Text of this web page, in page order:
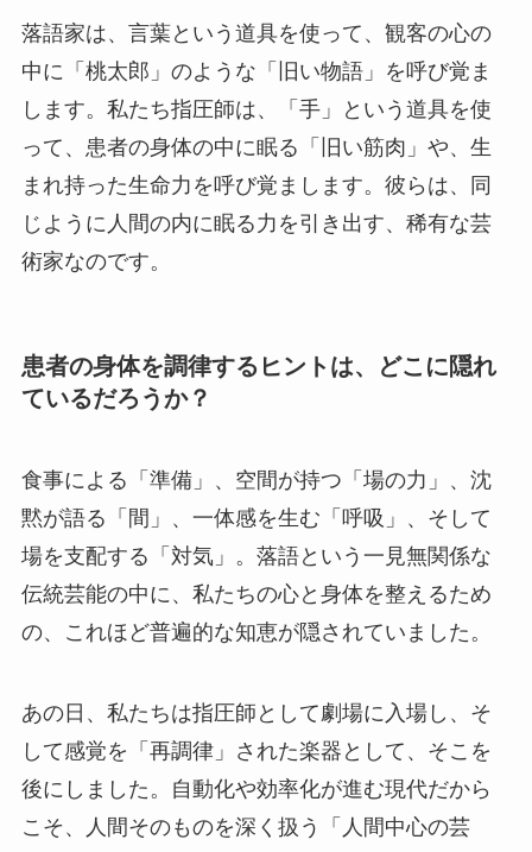
落語家は、言葉という道具を使って、観客の心の
中に「桃太郎」のような「旧い物語」を呼び覚ま
します。私たち指圧師は、「手」という道具を使
って、患者の身体の中に眠る「旧い筋肉」や、生
まれ持った生命力を呼び覚まします。彼らは、同
じように人間の内に眠る力を引き出す、稀有な芸
術家なのです。
患者の身体を調律するヒントは、どこに隠れ
ているだろうか？
食事による「準備」、空間が持つ「場の力」、沈
黙が語る「間」、一体感を生む「呼吸」、そして
場を支配する「対気」。落語という一見無関係な
伝統芸能の中に、私たちの心と身体を整えるため
の、これほど普遍的な知恵が隠されていました。
あの日、私たちは指圧師として劇場に入場し、そ
して感覚を「再調律」された楽器として、そこを
後にしました。自動化や効率化が進む現代だから
こそ、人間そのものを深く扱う「人間中心の芸